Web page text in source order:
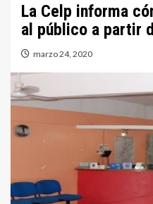
La Celp informa
al público a partir
marzo 24, 2020